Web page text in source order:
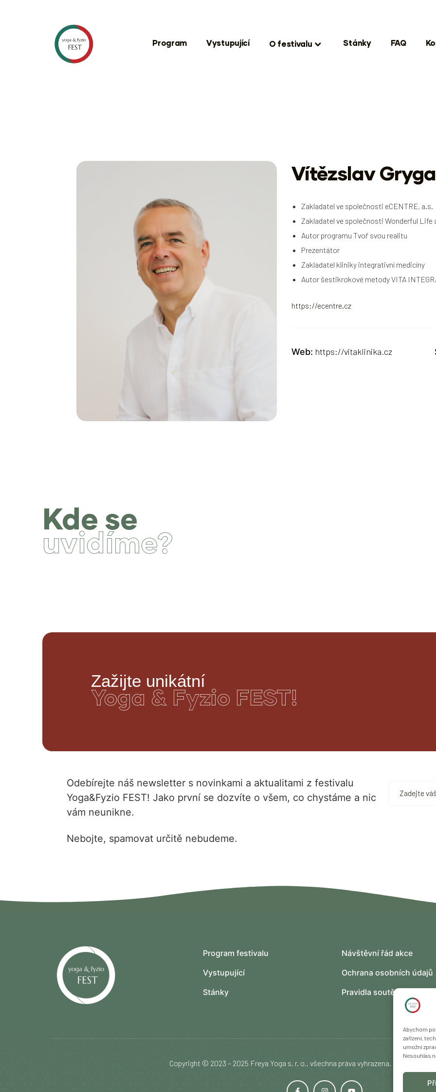
Abychom
zařízení,
umožní
Nesouhlas
Program Vystupující O festivalu Stánky FAQ
Vítězslav
Zakladatel ve společnosti eCENTRE, a.s.
Zakladatel ve společnosti Wonderful Life
Autor programu Tvoř svou realitu
Prezentátor
Zakladatel kliniky integrativní medicíny
Autor šestikrokové metody VITA
https://ecentre.cz
Web https://vitaklinika.cz
Kde se
uvidíme?
Zažijte unikátní
Yoga & Fyzio FEST!
Odebírejte náš newsletter s novinkami a aktualitami z festivalu
Yoga&Fyzio FEST! Jako první se dozvíte o všem, co chystáme a nic
vám neunikne.
Nebojte, spamovat určitě nebudeme.
Program festivalu
Vystupující
Stánky
Návštěvní řád akce
Ochrana osobních údajů
Pravidla soutěže
Copyright © 2023 – 2025 Freya Yoga s. r. o., všechna práva vyhrazena. Změna